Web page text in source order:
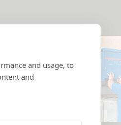
and usage, to
and